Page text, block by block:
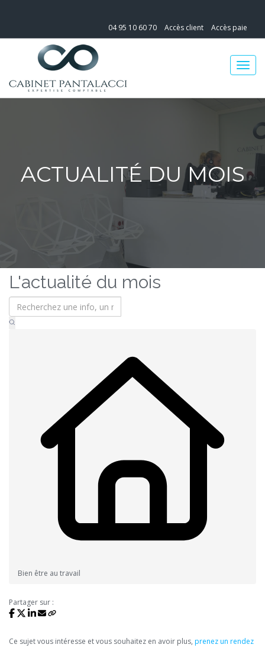
04 95 10 60 70 Accès client Accès paie
ACTUALITÉ DU MOIS
L'actualité du mois
Bien être au travail
Partager sur :
Ce sujet vous intéresse et vous souhaitez en avoir plus, prenez un rendez